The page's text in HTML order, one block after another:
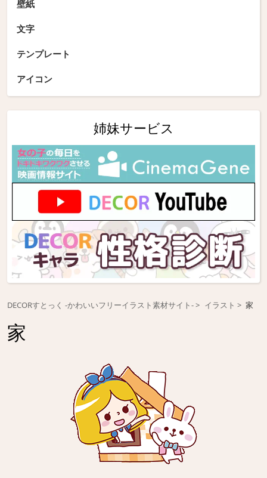
壁紙
文字
テンプレート
アイコン
姉妹サービス
DECORすとっく -かわいいフリーイラスト素材サイト- イラスト 家
家